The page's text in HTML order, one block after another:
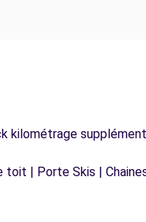
kilométrage
toit | Porte Skis |